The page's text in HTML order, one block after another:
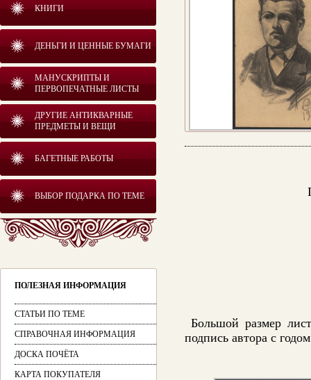
КНИГИ
ДЕНЬГИ И ЦЕННЫЕ БУМАГИ
МАНУСКРИПТЫ И
ПЕРВОПЕЧАТНЫЕ ЛИСТЫ
ДРУГИЕ АНТИКВАРНЫЕ
ПРЕДМЕТЫ И ВЕЩИ
БАГЕТНЫЕ РАБОТЫ
ВЫБОР ПОДАРКА ПО ТЕМЕ
ПОЛЕЗНАЯ ИНФОРМАЦИЯ
СТАТЬИ ПО ТЕМЕ
СПРАВОЧНАЯ ИНФОРМАЦИЯ
ДОСКА ПОЧЁТА
КАРТА ПОКУПАТЕЛЯ
Большой размер
подпись автора с